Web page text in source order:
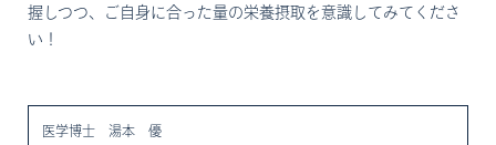
握しつつ、ご自身に合った量の栄養摂取を意識してみてくださ
い！
医学博士 湯本 優